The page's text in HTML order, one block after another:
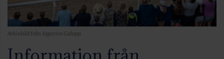
Arkivbild från Jägersro Galopp